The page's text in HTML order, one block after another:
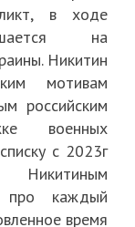
в ходе
на
Никитин
мотивам
российским
военных
с 2023г
про каждый
время